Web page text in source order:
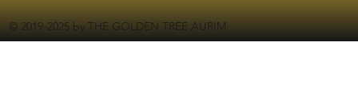
© 2019-2025 by THE GOLDEN TREE AURIM